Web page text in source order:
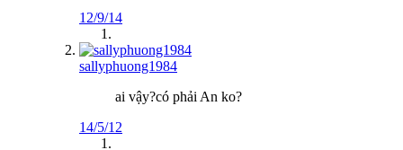
12/9/14
sallyphuong1984
ai vậy?có phải An ko?
14/5/12